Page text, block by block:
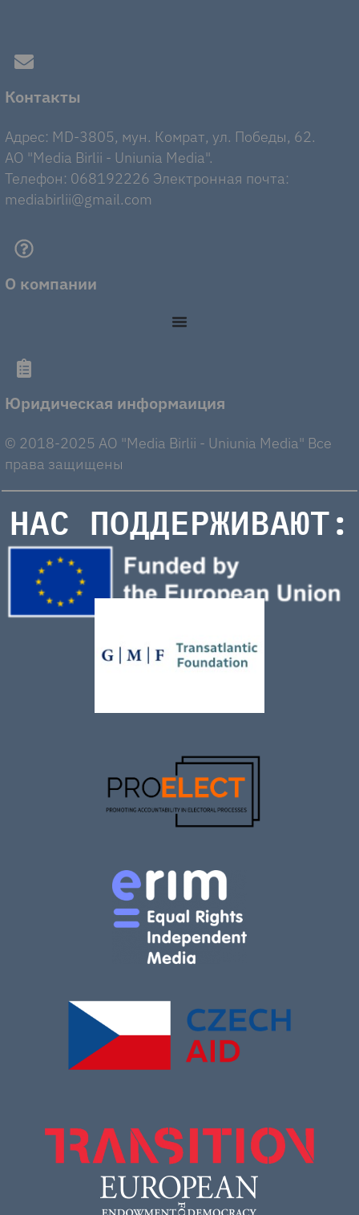
Контакты
Адрес: MD-3805, мун. Комрат, ул. Победы, 62.
AO "Media Birlii - Uniunia Media".
Телефон: 068192226 Электронная почта:
mediabirlii@gmail.com
О компании
Юридическая информаиция
© 2018-2025 AO "Media Birlii - Uniunia Media" Все
права защищены
НАС ПОДДЕРЖИВАЮТ: